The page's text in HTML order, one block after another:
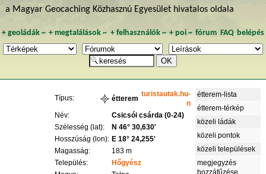
a Magyar Geocaching Közhasznú Egyesület hivatalos oldala
+ geoládák~ +megtalálások ~ + felhasználók~ + poi~ fórum FAQ belépés
Típus: étterem
turistautak.hu-
n
Név:
Csicsói csárda (0-24)
Szélesség (lat):
N 46° 30,630'
Hosszúság (lon): E 18° 24,255'
Magasság:
183 m
Település:
Hőgyész
étterem-lista
étterem-térkép
közeli ládák
közeli pontok
közeli települések
megjegyzés
hozzáfűzése